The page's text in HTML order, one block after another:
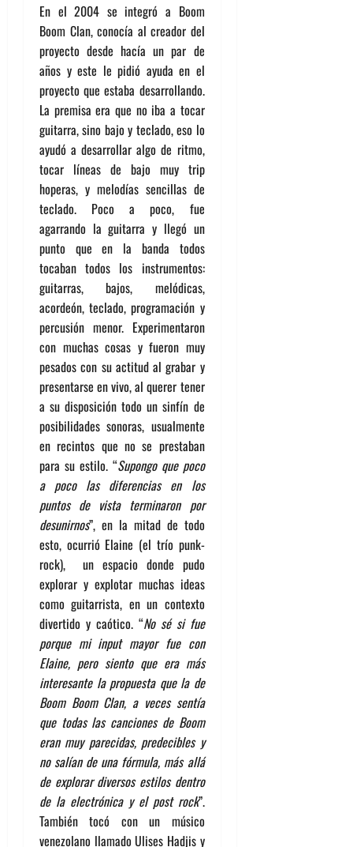
En el 2004 se integró a Boom
Boom Clan, conocía al creador del
proyecto desde hacía un par de
años y este le pidió ayuda en el
proyecto que estaba desarrollando.
La premisa era que no iba a tocar
guitarra, sino bajo y teclado, eso lo
ayudó a desarrollar algo de ritmo,
tocar líneas de bajo muy trip
hoperas, y melodías sencillas de
teclado. Poco a poco, fue
agarrando la guitarra y llegó un
punto que en la banda todos
tocaban todos los instrumentos:
guitarras, bajos, melódicas,
acordeón, teclado, programación y
percusión menor. Experimentaron
con muchas cosas y fueron muy
pesados con su actitud al grabar y
presentarse en vivo, al querer tener
a su disposición todo un sinfín de
posibilidades sonoras, usualmente
en recintos que no se prestaban
para su estilo. “Supongo que poco
a poco las diferencias en los
puntos de vista terminaron por
desunirnos”, en la mitad de todo
esto, ocurrió Elaine (el trío punk-
rock), un espacio donde pudo
explorar y explotar muchas ideas
como guitarrista, en un contexto
divertido y caótico. “No sé si fue
porque mi input mayor fue con
Elaine, pero siento que era más
interesante la propuesta que la de
Boom Boom Clan, a veces sentía
que todas las canciones de Boom
eran muy parecidas, predecibles y
no salían de una fórmula, más allá
de explorar diversos estilos dentro
de la electrónica y el post rock”.
También tocó con un músico
venezolano llamado Ulises Hadjis y